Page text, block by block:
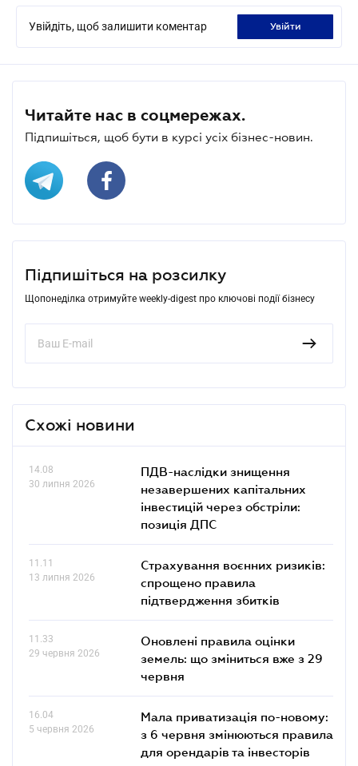
Увійдіть, щоб залишити коментар увійти
Читайте нас в соцмережах.
Підпишіться, щоб бути в курсі усіх бізнес-новин.
Підпишіться на розсилку
Щопонеділка отримуйте weekly-digest про ключові події бізнесу
Схожі новини
14.08
30 липня 2026
ПДВ-наслідки знищення
незавершених капітальних
інвестицій через обстріли:
позиція ДПС
11.11
13 липня 2026
Страхування воєнних ризиків:
спрощено правила
підтвердження збитків
11.33
29 червня 2026
Оновлені правила оцінки
земель: що зміниться вже з 29
червня
16.04
5 червня 2026
Мала приватизація по-новому:
з 6 червня змінюються правила
для орендарів та інвесторів